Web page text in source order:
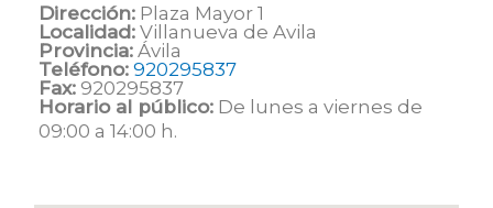
Dirección: Plaza Mayor 1
Localidad: Villanueva de Avila
Provincia: Ávila
Teléfono: 920295837
Fax: 920295837
Horario al público: De lunes a viernes de
09:00 a 14:00 h.